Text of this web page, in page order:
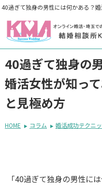
40過ぎて独身の
婚活女性が知っ
と見極め方
HOME コラム 婚活成功テクニ
「40過ぎて独身の男性